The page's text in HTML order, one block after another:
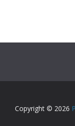
Copyright © 2026